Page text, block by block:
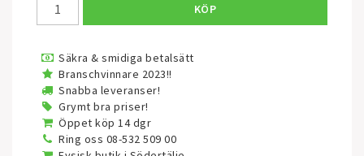
KÖP
Säkra & smidiga betalsätt
Branschvinnare 2023!!
Snabba leveranser!
Grymt bra priser!
Öppet köp 14 dgr
Ring oss 08-532 509 00